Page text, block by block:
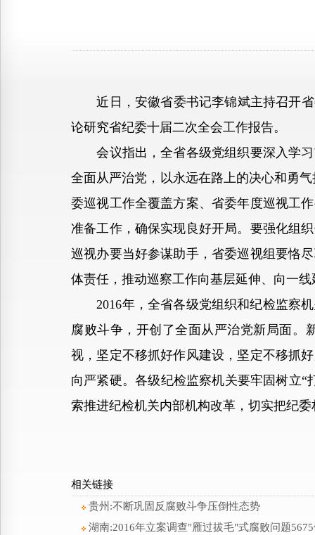
近日，安徽省委书记李锦斌主持召开省
论研究省纪委十届二次全会工作报告。
会议指出，全省各级党组织要深入学习
全面从严治党，以永远在路上的决心和勇
委巡视工作全覆盖方案、省委年度巡视工
准备工作，确保实现良好开局。要强化组
巡视办要当好参谋助手，省委巡视组要恪
体责任，推动巡察工作向基层延伸、向一
2016年，全省各级党组织和纪检监察机
腐败斗争，开创了全面从严治党新局面。
视，坚定不移抓好作风建设，坚定不移抓
向严紧硬。各级纪检监察机关要牢固树立
索推进纪检机关内部机构改革，切实把纪
相关链接
贵州:不断巩固反腐败斗争压倒性态势
湖南:2016年立案调查"雁过拔毛"式腐败问题